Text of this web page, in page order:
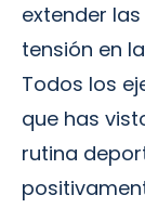
extender
tensión en
Todos los
que has
rutina